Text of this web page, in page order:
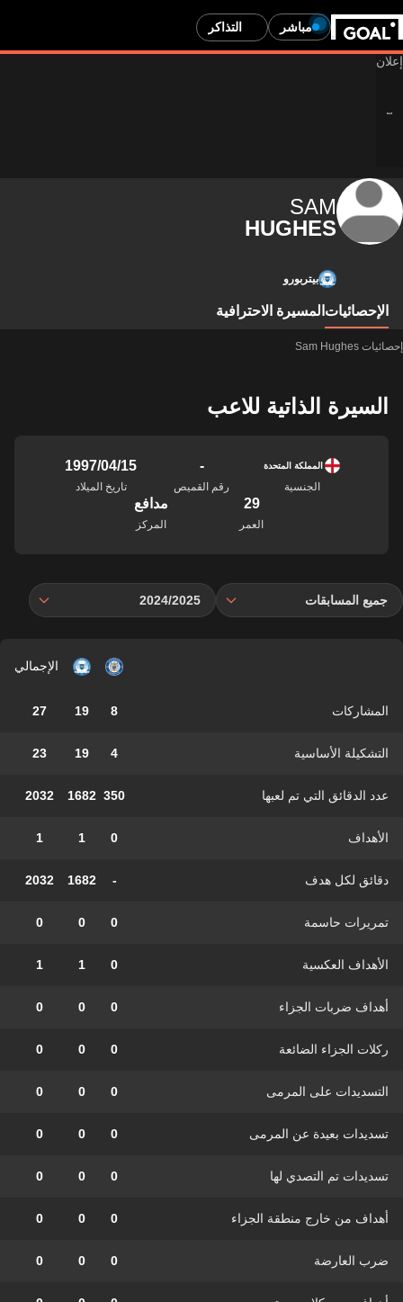
مباشر التذاكر
SAM
HUGHES
بيتربورو
الإحصائيات المسيرة الاحترافية
إحصائيات Sam Hughes
السيرة الذاتية للاعب
المملكة المتحدة
الجنسية
-
رقم القميص
15‏/04‏/1997
تاريخ الميلاد
29
العمر
مدافع
المركز
جميع المسابقات 2024/2025
الإجمالي
المشاركات 8
19
27
التشكيلة الأساسية 4
19
23
عدد الدقائق التي تم لعبها 350
1682
2032
الأهداف 0
1
1
دقائق لكل هدف -
1682
2032
تمريرات حاسمة 0
0
0
الأهداف العكسية 0
1
1
أهداف ضربات الجزاء 0
0
0
ركلات الجزاء الضائعة 0
0
0
التسديدات على المرمى 0
0
0
تسديدات بعيدة عن المرمى 0
0
0
تسديدات تم التصدي لها 0
0
0
أهداف من خارج منطقة الجزاء 0
0
0
ضرب العارضة 0
0
0